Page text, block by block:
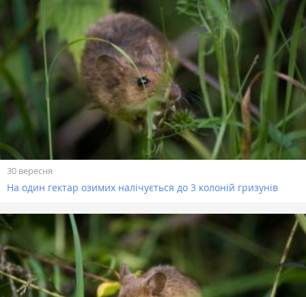
30 вересня
На один гектар озимих налічується до 3 колоній гризунів